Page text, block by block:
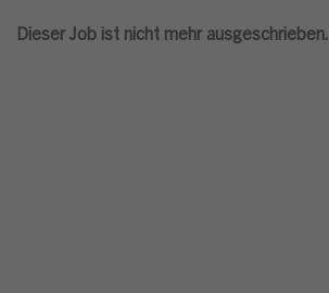
Dieser Job ist nicht mehr ausgeschrieben.